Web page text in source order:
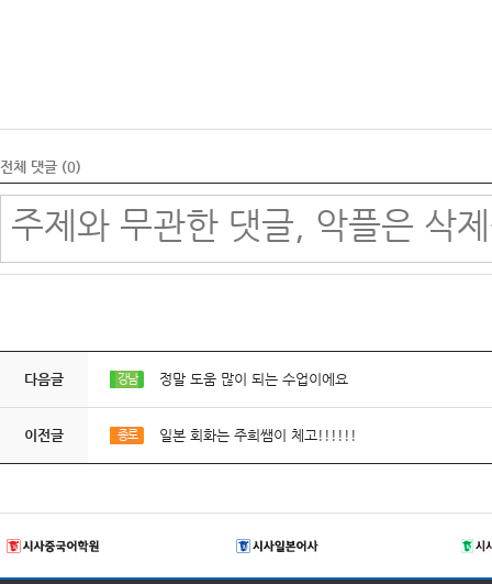
전체 댓글 (0)
다음글 강남 정말 도움 많이 되는 수업이에요
이전글 종로 일본 회화는 주희쌤이 체고!!!!!!